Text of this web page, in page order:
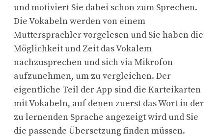
und motiviert Sie dabei schon zum Sprechen.
Die Vokabeln werden von einem
Muttersprachler vorgelesen und Sie haben die
Möglichkeit und Zeit das Vokalem
nachzusprechen und sich via Mikrofon
aufzunehmen, um zu vergleichen. Der
eigentliche Teil der App sind die Karteikarten
mit Vokabeln, auf denen zuerst das Wort in der
zu lernenden Sprache angezeigt wird und Sie
die passende Übersetzung finden müssen.